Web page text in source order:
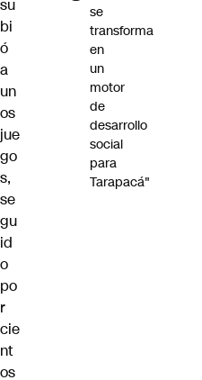
su
bi
ó
a
un
os
jue
go
s,
se
gu
id
o
po
r
cie
nt
os
se
transforma
en
un
motor
de
desarrollo
social
para
Tarapacá"